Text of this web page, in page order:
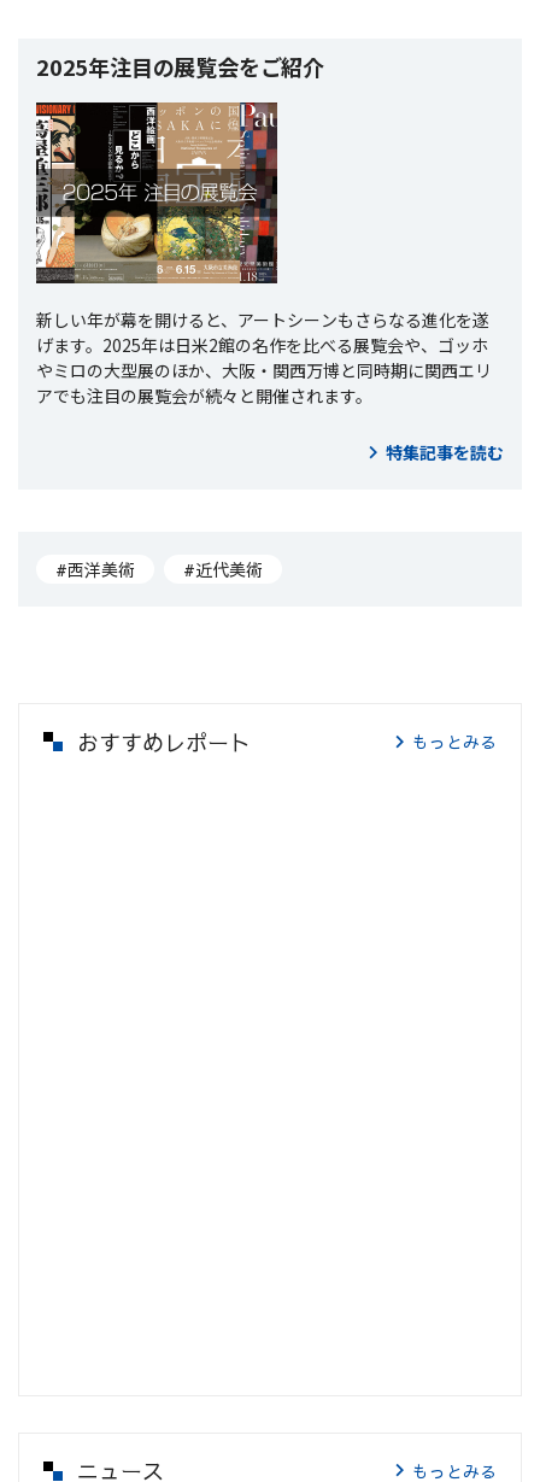
2025年注目の展覧会をご紹介
新しい年が幕を開けると、アートシーンもさらなる進化を遂
げます。2025年は日米2館の名作を比べる展覧会や、ゴッホ
やミロの大型展のほか、大阪・関西万博と同時期に関西エリ
アでも注目の展覧会が続々と開催されます。
特集記事を読む
#西洋美術 #近代美術
おすすめレポート もっとみる
ニュース もっとみる